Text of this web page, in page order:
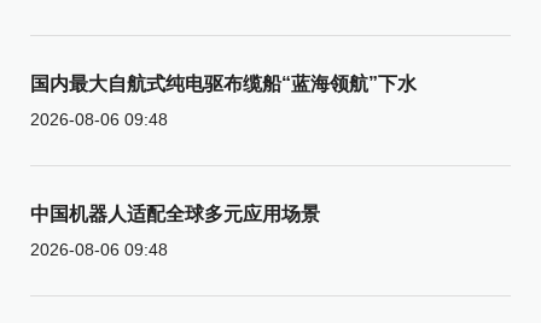
国内最大自航式纯电驱布缆船“蓝海领航”下水
2026-08-06 09:48
中国机器人适配全球多元应用场景
2026-08-06 09:48